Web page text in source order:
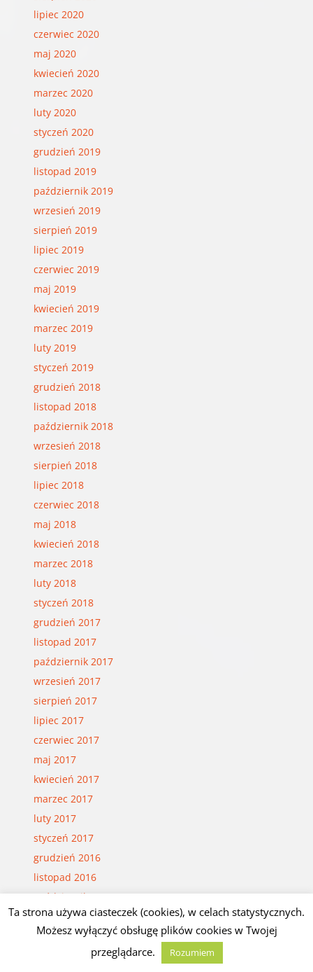
lipiec 2020
czerwiec 2020
maj 2020
kwiecień 2020
marzec 2020
luty 2020
styczeń 2020
grudzień 2019
listopad 2019
październik 2019
wrzesień 2019
sierpień 2019
lipiec 2019
czerwiec 2019
maj 2019
kwiecień 2019
marzec 2019
luty 2019
styczeń 2019
grudzień 2018
listopad 2018
październik 2018
wrzesień 2018
sierpień 2018
lipiec 2018
czerwiec 2018
maj 2018
kwiecień 2018
marzec 2018
luty 2018
styczeń 2018
grudzień 2017
listopad 2017
październik 2017
wrzesień 2017
sierpień 2017
lipiec 2017
czerwiec 2017
maj 2017
kwiecień 2017
marzec 2017
luty 2017
styczeń 2017
grudzień 2016
listopad 2016
październik 2016
wrzesień 2016
sierpień 2016
Ta strona używa ciasteczek (cookies), w celach statystycznych.
Możesz wyłączyć obsługę plików cookies w Twojej
przeglądarce.
Rozumiem